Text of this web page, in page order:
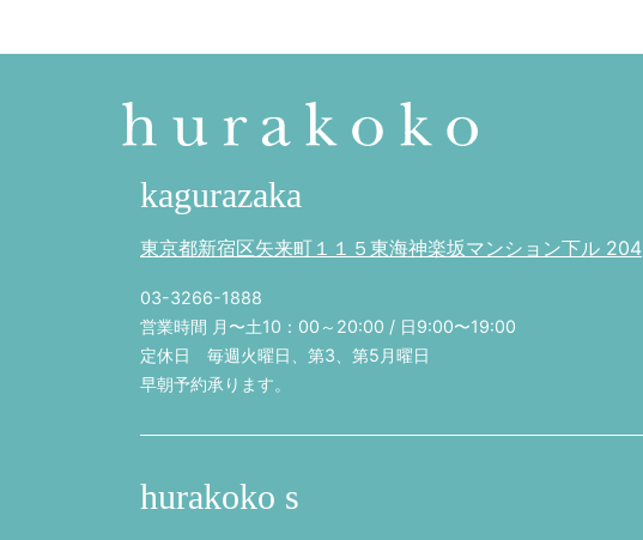
kagurazaka
東京都新宿区矢来町１１５東海神楽坂マンション下ル 204
03-3266-1888
営業時間 月〜土10：00～20:00 / 日9:00〜19:00
定休日 毎週火曜日、第3、第5月曜日
早朝予約承ります。
hurakoko s